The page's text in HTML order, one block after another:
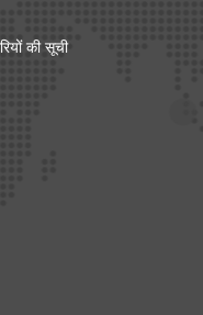
मेडिकल डिवाइस 2026' में
आर्टिफिशियल इंटेलिजेंस के
किया
की सूची